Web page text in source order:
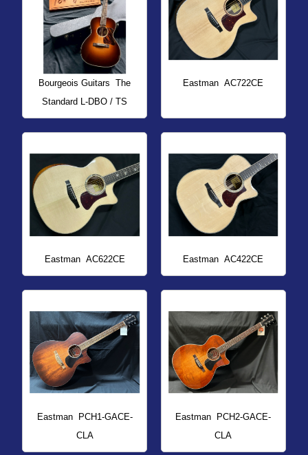
Bourgeois Guitars
The
Standard L-DBO / TS
Eastman AC722CE
Eastman AC622CE Eastman AC422CE
Eastman
PCH1-GACE-
CLA
Eastman PCH2-GACE-
CLA